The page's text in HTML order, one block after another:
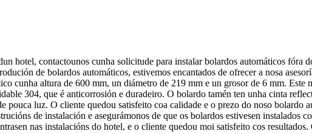
hotel, contactounos cunha solicitude para instalar bolardos automáticos fóra
de bolardos automáticos, estivemos encantados de ofrecer a nosa
cunha altura de 600 mm, un diámetro de 219 mm e un grosor de 6 mm. Este
304, que é anticorrosión e duradeiro. O bolardo tamén ten unha cinta
pouca luz. O cliente quedou satisfeito coa calidade e o prezo do noso bolardo
de instalación e asegurámonos de que os bolardos estivesen instalados
nas instalacións do hotel, e o cliente quedou moi satisfeito cos